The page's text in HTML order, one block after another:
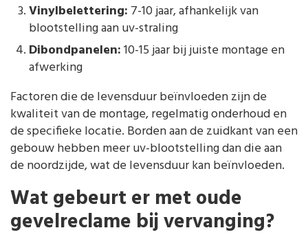
Vinylbelettering: 7-10 jaar, afhankelijk van
blootstelling aan uv-straling
Dibondpanelen:10-15 jaar bij juiste montage en
afwerking
Factoren die de levensduur beïnvloeden zijn de
kwaliteit van de montage, regelmatig onderhoud en
de specifieke locatie. Borden aan de zuidkant van een
gebouw hebben meer uv-blootstelling dan die aan
de noordzijde, wat de levensduur kan beïnvloeden.
Wat gebeurt er met oude
gevelreclame bij vervanging?